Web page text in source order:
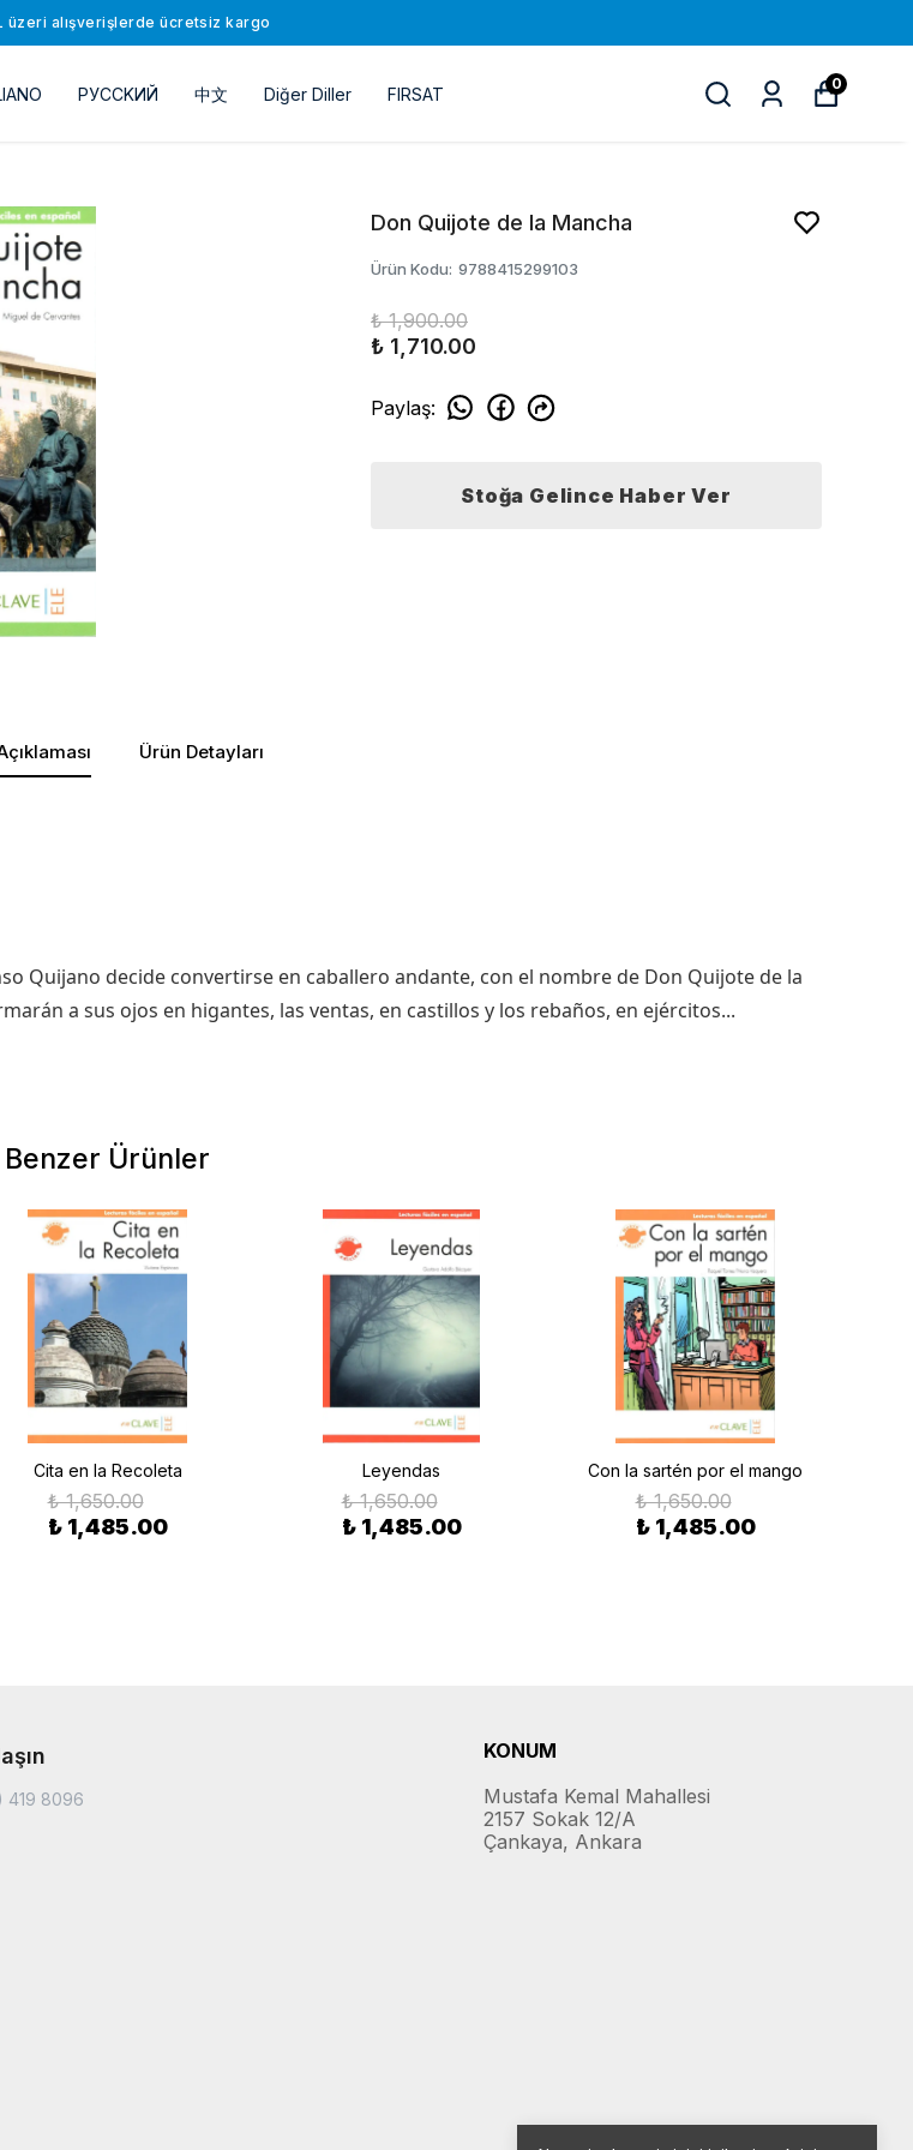
üzeri alışverişlerde ücretsiz kargo
РУССKИЙ 中文 Diğer Diller FIRSAT
0
Don Quijote de la Mancha
Ürün Kodu: 9788415299103
₺ 1,900.00
₺ 1,710.00
Paylaş:
Stoğa Gelince Haber Ver
Ürün Detayları
Quijano decide convertirse en caballero andante, con el nombre de Don Quijote de la
a sus ojos en higantes, las ventas, en castillos y los rebaños, en ejércitos...
Benzer Ürünler
Cita en la Recoleta
₺ 1,650.00
₺ 1,485.00
Leyendas
₺ 1,650.00
₺ 1,485.00
Con la sartén por el mango
₺ 1,650.00
₺ 1,485.00
419 8096
KONUM
Mustafa Kemal Mahallesi
2157 Sokak 12/A
Çankaya, Ankara